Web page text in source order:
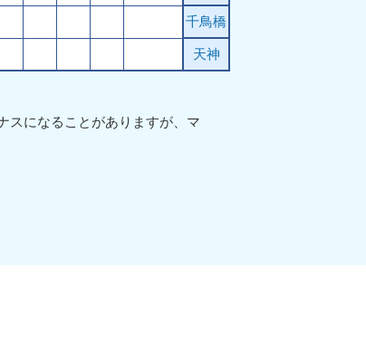
千鳥橋
天神
スになることがありますが、マ